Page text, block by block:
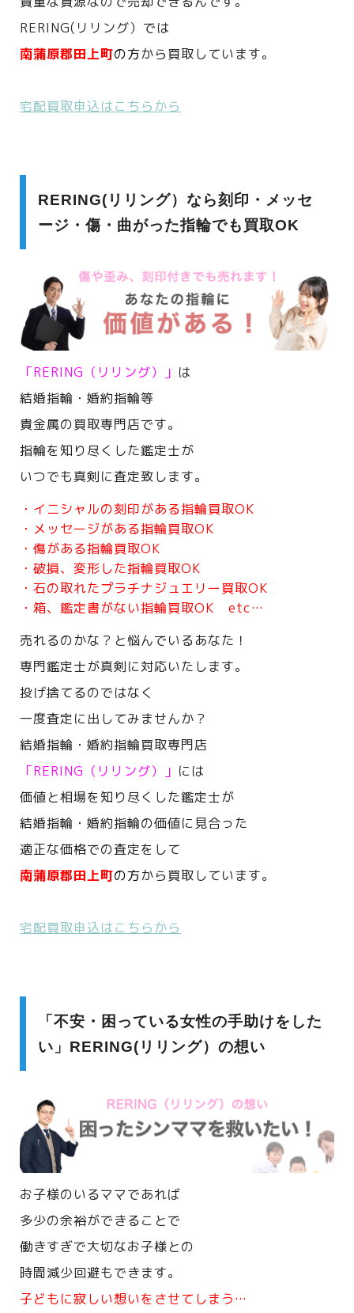
RERING(リリング）では
南蒲原郡田上町の方から買取しています。
宅配買取申込はこちらから
RERING(リリング）なら刻印・メッセ
ージ・傷・曲がった指輪でも買取OK
「RERING（リリング）」 は
結婚指輪・婚約指輪等
貴金属の買取専門店です。
指輪を知り尽くした鑑定士が
いつでも真剣に査定致します。
・イニシャルの刻印がある指輪買取OK
・メッセージがある指輪買取OK
・傷がある指輪買取OK
・破損、変形した指輪買取OK
・石の取れたプラチナジュエリー買取OK
・箱、鑑定書がない指輪買取OK etc…
売れるのかな？と悩んでいるあなた！
専門鑑定士が真剣に対応いたします。
投げ捨てるのではなく
一度査定に出してみませんか？
結婚指輪・婚約指輪買取専門店
「RERING（リリング）」 には
価値と相場を知り尽くした鑑定士が
結婚指輪・婚約指輪の価値に見合った
適正な価格での査定をして
南蒲原郡田上町の方から買取しています。
宅配買取申込はこちらから
「不安・困っている女性の手助けをした
い」RERING(リリング）の想い
お子様のいるママであれば
多少の余裕ができることで
働きすぎで大切なお子様との
時間減少回避もできます。
子どもに寂しい想いをさせてしまう…